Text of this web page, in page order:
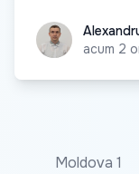
Alexandru Rusu
acum 2
Moldova 1